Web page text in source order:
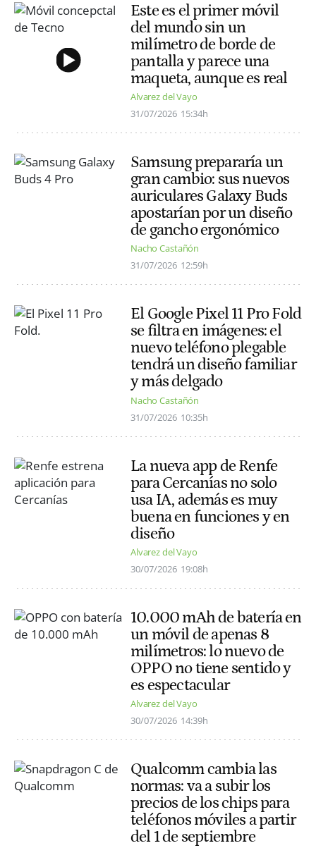
Este es el primer móvil
del mundo sin un
milímetro de borde de
pantalla y parece una
maqueta, aunque es real
Alvarez del Vayo
31/07/2026 15:34h
Samsung prepararía un
gran cambio: sus nuevos
auriculares Galaxy Buds
apostarían por un diseño
de gancho ergonómico
Nacho Castañón
31/07/2026 12:59h
El Google Pixel 11 Pro Fold
se filtra en imágenes: el
nuevo teléfono plegable
tendrá un diseño familiar
y más delgado
Nacho Castañón
31/07/2026 10:35h
La nueva app de Renfe
para Cercanías no solo
usa IA, además es muy
buena en funciones y en
diseño
Alvarez del Vayo
30/07/2026 19:08h
10.000 mAh de batería en
un móvil de apenas 8
milímetros: lo nuevo de
OPPO no tiene sentido y
es espectacular
Alvarez del Vayo
30/07/2026 14:39h
Qualcomm cambia las
normas: va a subir los
precios de los chips para
teléfonos móviles a partir
del 1 de septiembre